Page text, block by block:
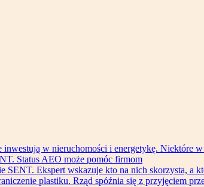
inwestują w nieruchomości i energetykę. Niektóre w
Status AEO może pomóc firmom
SENT. Ekspert wskazuje kto na nich skorzysta, a
plastiku. Rząd spóźnia się z przyjęciem